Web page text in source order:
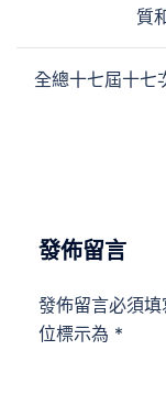
質
全總十七屆十七
發佈留言
發佈留言必須
位標示為 *